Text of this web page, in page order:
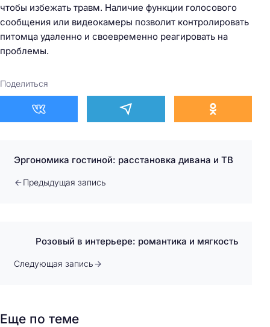
чтобы избежать травм. Наличие функции голосового
сообщения или видеокамеры позволит контролировать
питомца удаленно и своевременно реагировать на
проблемы.
Поделиться
Эргономика гостиной: расстановка дивана и ТВ
Предыдущая запись
Розовый в интерьере: романтика и мягкость
Следующая запись
Еще по теме